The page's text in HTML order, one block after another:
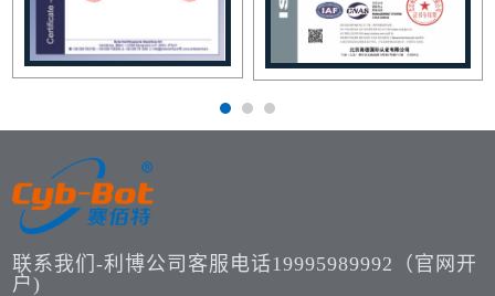
联系我们-利博公司客服电话19995989992（官网开
户)